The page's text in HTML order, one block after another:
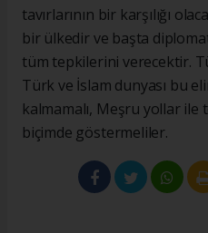
tavırlarının bir karşılığı
bir ülkedir ve başta
tüm tepkilerini verecektir.
Türk ve İslam dunyası bu
kalmamalı, Meşru yollar
biçimde göstermeliler.